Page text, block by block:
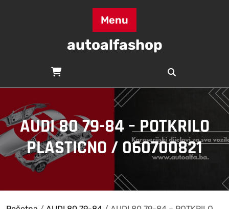
Menu
autoalfashop
AUDI 80 79-84 – POTKRILO
PLASTICNO / 060700821